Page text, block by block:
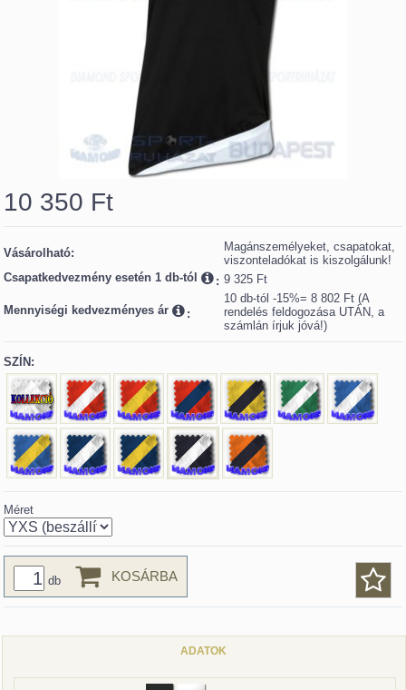
10 350 Ft
Vásárolható:
Magánszemélyeket, csapatokat,
viszonteladókat is kiszolgálunk!
Csapatkedvezmény esetén 1 db-tól
: 9 325 Ft
Mennyiségi kedvezményes ár :
10 db-tól -15%= 8 802 Ft (A
rendelés feldogozása UTÁN, a
számlán írjuk jóvá!)
SZÍN:
Méret
db KOSÁRBA
ADATOK